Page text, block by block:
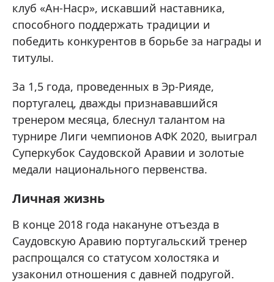
клуб «Ан-Наср», искавший наставника,
способного поддержать традиции и
победить конкурентов в борьбе за награды и
титулы.
За 1,5 года, проведенных в Эр-Рияде,
португалец, дважды признававшийся
тренером месяца, блеснул талантом на
турнире Лиги чемпионов АФК 2020, выиграл
Суперкубок Саудовской Аравии и золотые
медали национального первенства.
Личная жизнь
В конце 2018 года накануне отъезда в
Саудовскую Аравию португальский тренер
распрощался со статусом холостяка и
узаконил отношения с давней подругой.